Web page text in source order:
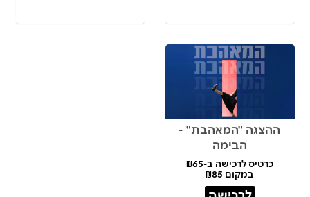
ההצגה "המאהבת" -
הבימה
כרטיס לרכישה ב-₪65
במקום ₪85